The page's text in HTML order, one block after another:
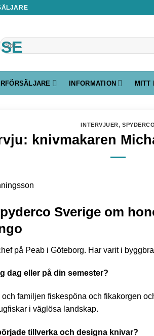
Sök
INFORMATION MITT
INTERVJUER,SPYDERCO
knivmakaren
Sverige om
på Peab i Göteborg. Har varit i
dag eller på din semester?
familjen fiskespöna och fikakorgen
i väglösa landskap.
tillverka och designa knivar?